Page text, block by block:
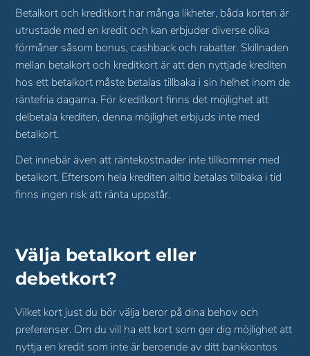
Betalkort och kreditkort har många likheter, båda korten är
utrustade med en kredit och kan erbjuder diverse olika
förmåner såsom bonus, cashback och rabatter. Skillnaden
mellan betalkort och kreditkort är att den nyttjade krediten
hos ett betalkort måste betalas tillbaka i sin helhet inom de
räntefria dagarna. För kreditkort finns det möjlighet att
delbetala krediten, denna möjlighet erbjuds inte med
betalkort.
Det innebär även att räntekostnader inte tillkommer med
betalkort. Eftersom hela krediten alltid betalas tillbaka i tid
finns ingen risk att ränta uppstår.
Välja betalkort eller
debetkort?
Vilket kort just du bör välja beror på dina behov och
preferenser. Om du vill ha ett kort som ger dig möjlighet att
nyttja en kredit som inte är beroende av ditt bankkontos